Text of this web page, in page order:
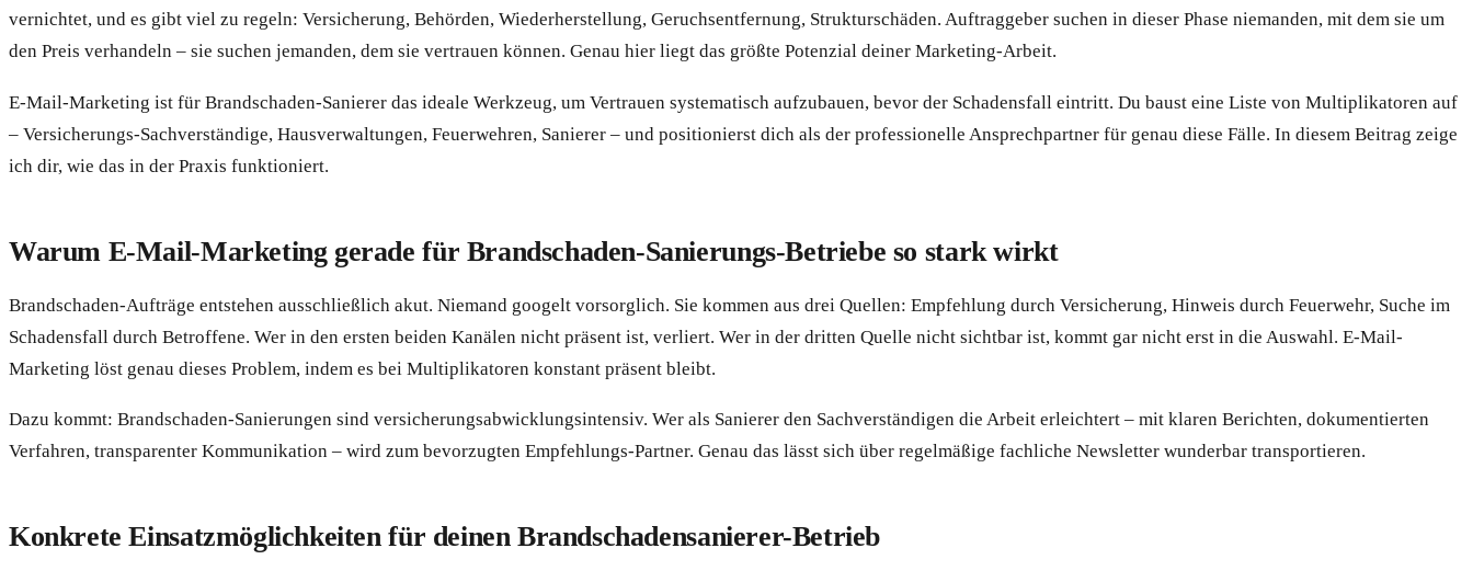
vernichtet, und es gibt viel zu regeln: Versicherung, Behörden, Wiederherstellung, Geruchsentfernung, Strukturschäden. Auftraggeber suchen in dieser Phase niemanden, mit dem sie um
den Preis verhandeln – sie suchen jemanden, dem sie vertrauen können. Genau hier liegt das größte Potenzial deiner Marketing-Arbeit.
E-Mail-Marketing ist für Brandschaden-Sanierer das ideale Werkzeug, um Vertrauen systematisch aufzubauen, bevor der Schadensfall eintritt. Du baust eine Liste von Multiplikatoren auf
– Versicherungs-Sachverständige, Hausverwaltungen, Feuerwehren, Sanierer – und positionierst dich als der professionelle Ansprechpartner für genau diese Fälle. In diesem Beitrag zeige
ich dir, wie das in der Praxis funktioniert.
Warum E-Mail-Marketing gerade für Brandschaden-Sanierungs-Betriebe so stark wirkt
Brandschaden-Aufträge entstehen ausschließlich akut. Niemand googelt vorsorglich. Sie kommen aus drei Quellen: Empfehlung durch Versicherung, Hinweis durch Feuerwehr, Suche im
Schadensfall durch Betroffene. Wer in den ersten beiden Kanälen nicht präsent ist, verliert. Wer in der dritten Quelle nicht sichtbar ist, kommt gar nicht erst in die Auswahl. E-Mail-
Marketing löst genau dieses Problem, indem es bei Multiplikatoren konstant präsent bleibt.
Dazu kommt: Brandschaden-Sanierungen sind versicherungsabwicklungsintensiv. Wer als Sanierer den Sachverständigen die Arbeit erleichtert – mit klaren Berichten, dokumentierten
Verfahren, transparenter Kommunikation – wird zum bevorzugten Empfehlungs-Partner. Genau das lässt sich über regelmäßige fachliche Newsletter wunderbar transportieren.
Konkrete Einsatzmöglichkeiten für deinen Brandschadensanierer-Betrieb